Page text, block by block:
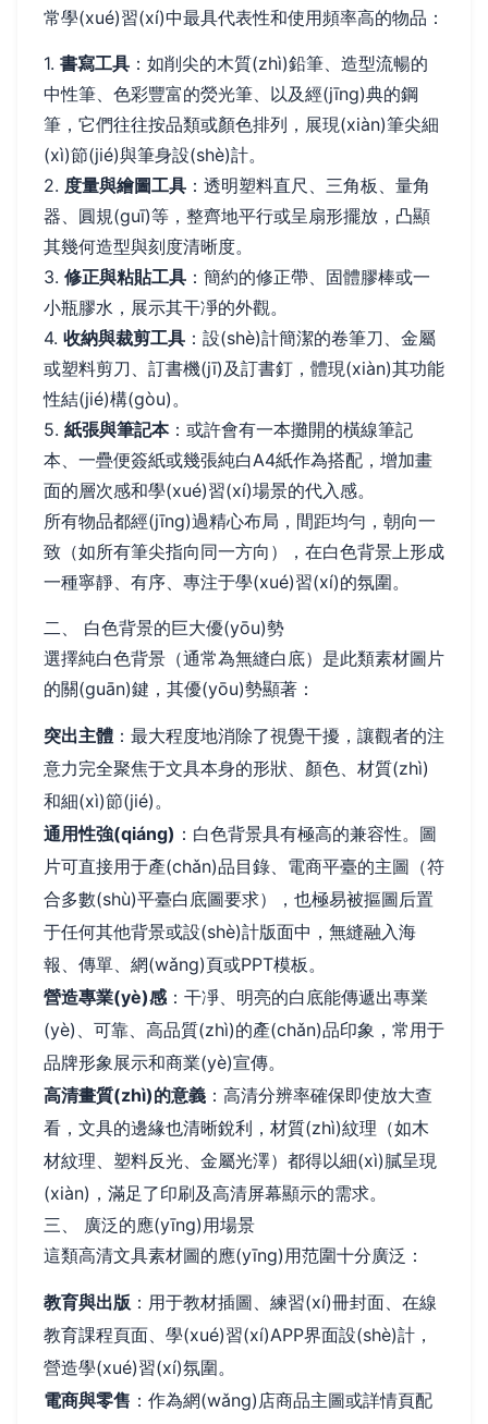
常學(xué)習(xí)中最具代表性和使用頻率高的物品：
1. 書寫工具 ：如削尖的木質(zhì)鉛筆、造型流暢的
中性筆、色彩豐富的熒光筆、以及經(jīng)典的鋼
筆，它們往往按品類或顏色排列，展現(xiàn)筆尖細
(xì)節(jié)與筆身設(shè)計。
2. 度量與繪圖工具 ：透明塑料直尺、三角板、量角
器、圓規(guī)等，整齊地平行或呈扇形擺放，凸顯
其幾何造型與刻度清晰度。
3. 修正與粘貼工具 ：簡約的修正帶、固體膠棒或一
小瓶膠水，展示其干凈的外觀。
4. 收納與裁剪工具 ：設(shè)計簡潔的卷筆刀、金屬
或塑料剪刀、訂書機(jī)及訂書釘，體現(xiàn)其功能
性結(jié)構(gòu)。
5. 紙張與筆記本：或許會有一本攤開的橫線筆記
本、一疊便簽紙或幾張純白A4紙作為搭配，增加畫
面的層次感和學(xué)習(xí)場景的代入感。
所有物品都經(jīng)過精心布局，間距均勻，朝向一
致（如所有筆尖指向同一方向），在白色背景上形成
一種寧靜、有序、專注于學(xué)習(xí)的氛圍。
二、 白色背景的巨大優(yōu)勢
選擇純白色背景（通常為無縫白底）是此類素材圖片
的關(guān)鍵，其優(yōu)勢顯著：
突出主體 ：最大程度地消除了視覺干擾，讓觀者的注
意力完全聚焦于文具本身的形狀、顏色、材質(zhì)
和細(xì)節(jié)。
通用性強(qiáng) ：白色背景具有極高的兼容性。圖
片可直接用于產(chǎn)品目錄、電商平臺的主圖（符
合多數(shù)平臺白底圖要求），也極易被摳圖后置
于任何其他背景或設(shè)計版面中，無縫融入海
報、傳單、網(wǎng)頁或PPT模板。
營造專業(yè)感：干凈、明亮的白底能傳遞出專業
(yè)、可靠、高品質(zhì)的產(chǎn)品印象，常用于
品牌形象展示和商業(yè)宣傳。
高清畫質(zhì)的意義 ：高清分辨率確保即使放大查
看，文具的邊緣也清晰銳利，材質(zhì)紋理（如木
材紋理、塑料反光、金屬光澤）都得以細(xì)膩呈現
(xiàn)，滿足了印刷及高清屏幕顯示的需求。
三、 廣泛的應(yīng)用場景
這類高清文具素材圖的應(yīng)用范圍十分廣泛：
教育與出版 ：用于教材插圖、練習(xí)冊封面、在線
教育課程頁面、學(xué)習(xí)APP界面設(shè)計，
營造學(xué)習(xí)氛圍。
電商與零售 ：作為網(wǎng)店商品主圖或詳情頁配